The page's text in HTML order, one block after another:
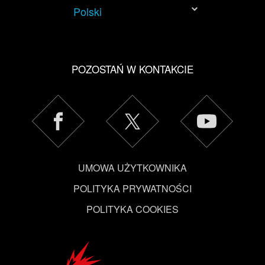
Polski
POZOSTAŃ W KONTAKCIE
UMOWA UŻYTKOWNIKA
POLITYKA PRYWATNOŚCI
POLITYKA COOKIES